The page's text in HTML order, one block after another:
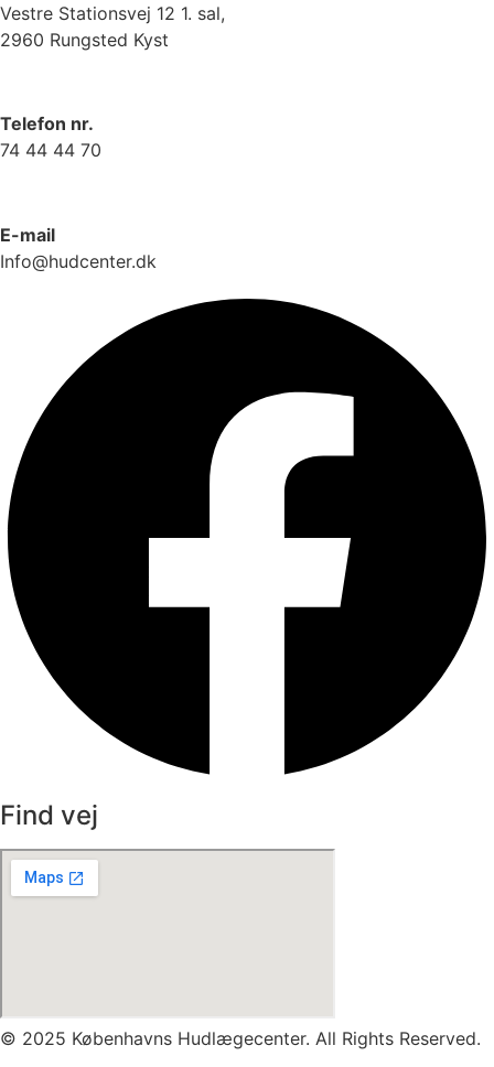
Vestre Stationsvej 12 1. sal,
2960 Rungsted Kyst
Telefon nr.
74 44 44 70
E-mail
Info@hudcenter.dk
Find vej
© 2025 Københavns Hudlægecenter. All Rights Reserved.